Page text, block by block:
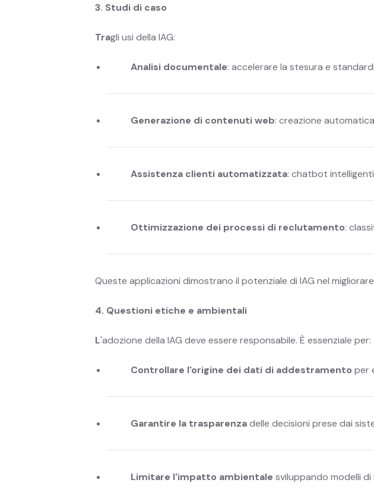
3. Studi di caso
Tragli usi della IAG:
Analisi documentale: accelerare la stesura e
Generazione di contenuti web: creazione
Assistenza clienti automatizzata: chatbot
Ottimizzazione dei processi di reclutamento:
Queste applicazioni dimostrano il potenziale di IAG nel
4. Questioni etiche e ambientali
L'adozione della IAG deve essere responsabile. È essenziale per:
Controllare l'origine dei dati di addestramento per
Garantire la trasparenzadelle decisioni prese dai
Limitare l'impatto ambientale sviluppando modelli